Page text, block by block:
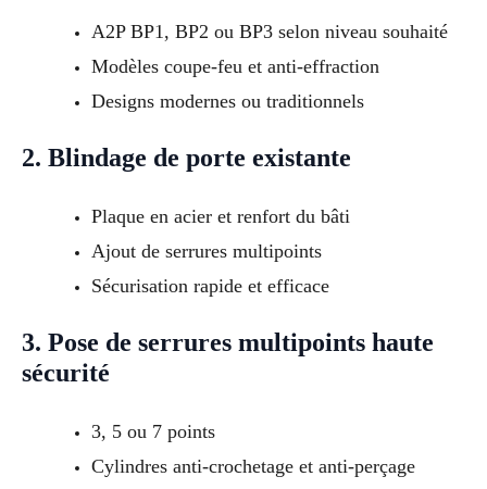
A2P BP1, BP2 ou BP3 selon niveau souhaité
Modèles coupe-feu et anti-effraction
Designs modernes ou traditionnels
2. Blindage de porte existante
Plaque en acier et renfort du bâti
Ajout de serrures multipoints
Sécurisation rapide et efficace
3. Pose de serrures multipoints haute
sécurité
3, 5 ou 7 points
Cylindres anti-crochetage et anti-perçage